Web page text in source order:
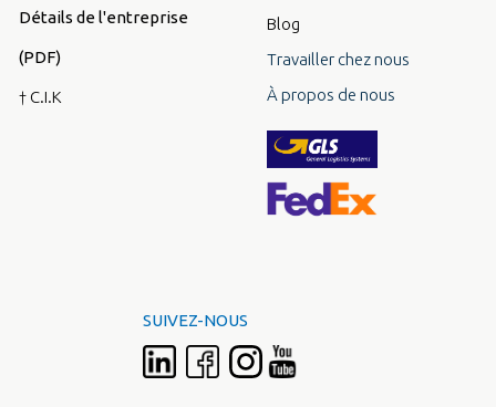
Détails de l'entreprise
(PDF)
† C.I.K
Blog
Travailler chez nous
À propos de nous
SUIVEZ-NOUS